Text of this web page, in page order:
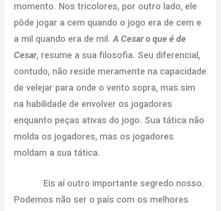
momento. Nos tricolores, por outro lado, ele
pôde jogar a cem quando o jogo era de cem e
a mil quando era de mil.A Cesar o que é de
Cesar, resume a sua filosofia. Seu diferencial,
contudo, não reside meramente na capacidade
de velejar para onde o vento sopra, mas sim
na habilidade de envolver os jogadores
enquanto peças ativas do jogo. Sua tática não
molda os jogadores, mas os jogadores
moldam a sua tática.
Eis aí outro importante segredo nosso.
Podemos não ser o país com os melhores